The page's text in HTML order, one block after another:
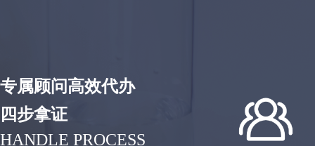
专属顾问高效代办
四步拿证
HANDLE PROCESS